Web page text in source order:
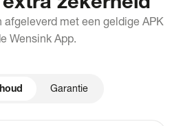
afgeleverd met een geldige APK
Wensink App.
Garantie